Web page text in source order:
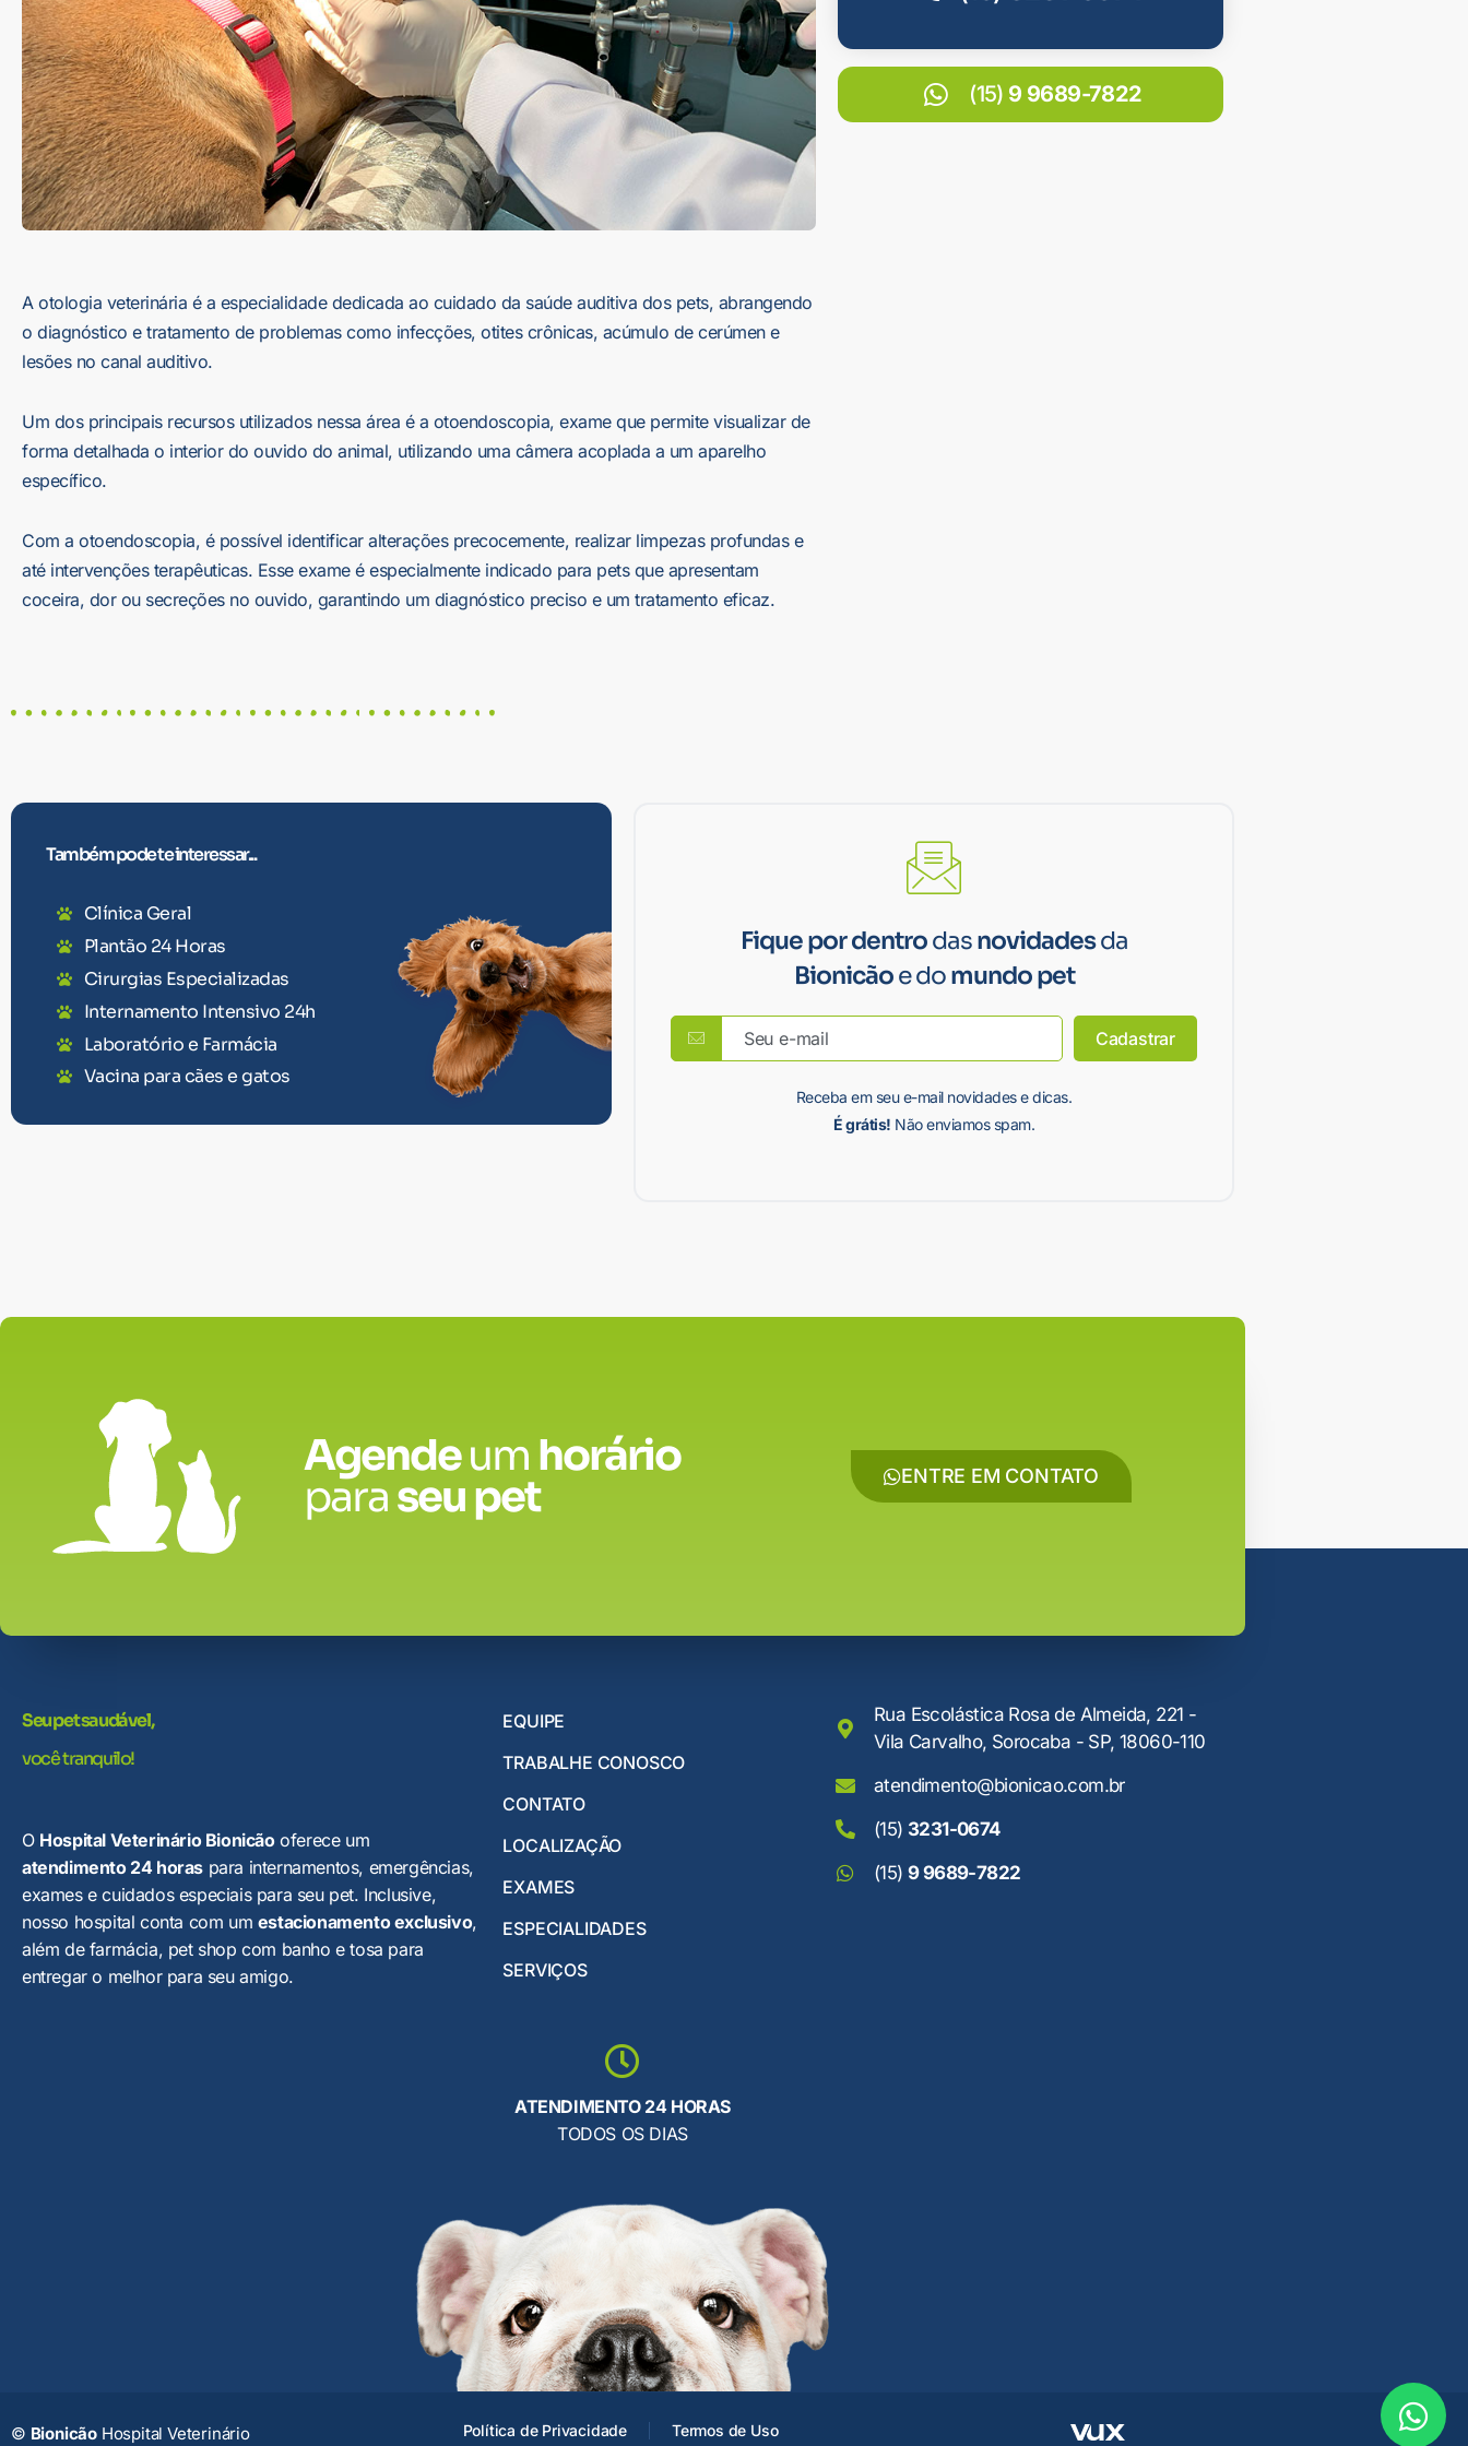
A otologia veterinária é a especialidade dedicada ao cuidado da saúde auditiva dos pets, abrangendo
o diagnóstico e tratamento de problemas como infecções, otites crônicas, acúmulo de cerúmen e
lesões no canal auditivo.
Um dos principais recursos utilizados nessa área é a otoendoscopia, exame que permite visualizar de
forma detalhada o interior do ouvido do animal, utilizando uma câmera acoplada a um aparelho
específico.
Com a otoendoscopia, é possível identificar alterações precocemente, realizar limpezas profundas e
até intervenções terapêuticas. Esse exame é especialmente indicado para pets que apresentam
coceira, dor ou secreções no ouvido, garantindo um diagnóstico preciso e um tratamento eficaz.
(15) 9 9689-7822
Também pode te interessar...
Clínica Geral
Plantão 24 Horas
Cirurgias Especializadas
Internamento Intensivo 24h
Laboratório e Farmácia
Vacina para cães e gatos
Fique por dentrodasnovidadesda
Bionicãoe domundo pet
Cadastrar
Receba em seu e-mail novidades e dicas.
É grátis! Não enviamos spam.
Agendeum horário
paraseu pet ENTRE EM CONTATO
Seu pet saudável,
você tranquilo!
O Hospital Veterinário Bionicãooferece um
atendimento 24 horas para internamentos, emergências,
exames e cuidados especiais para seu pet. Inclusive,
nosso hospital conta com um estacionamento exclusivo,
além de farmácia, pet shop com banho e tosa para
entregar o melhor para seu amigo.
EQUIPE
TRABALHE CONOSCO
CONTATO
LOCALIZAÇÃO
EXAMES
ESPECIALIDADES
SERVIÇOS
Rua Escolástica Rosa de Almeida, 221 -
Vila Carvalho, Sorocaba - SP, 18060-110
atendimento@bionicao.com.br
(15) 3231-0674
(15)9 9689-7822
ATENDIMENTO 24 HORAS
TODOS OS DIAS
© Bionicão Hospital Veterinário Política de Privacidade Termos de Uso